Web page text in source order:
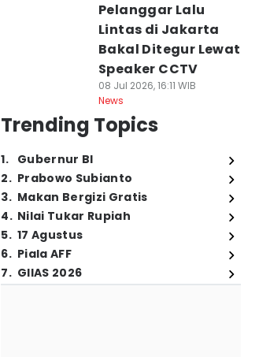
Pelanggar Lalu
Lintas di Jakarta
Bakal Ditegur Lewat
Speaker CCTV
08 Jul 2026, 16:11 WIB
News
Trending Topics
1. Gubernur BI
2. Prabowo Subianto
3. Makan Bergizi Gratis
4. Nilai Tukar Rupiah
5. 17 Agustus
6. Piala AFF
7. GIIAS 2026